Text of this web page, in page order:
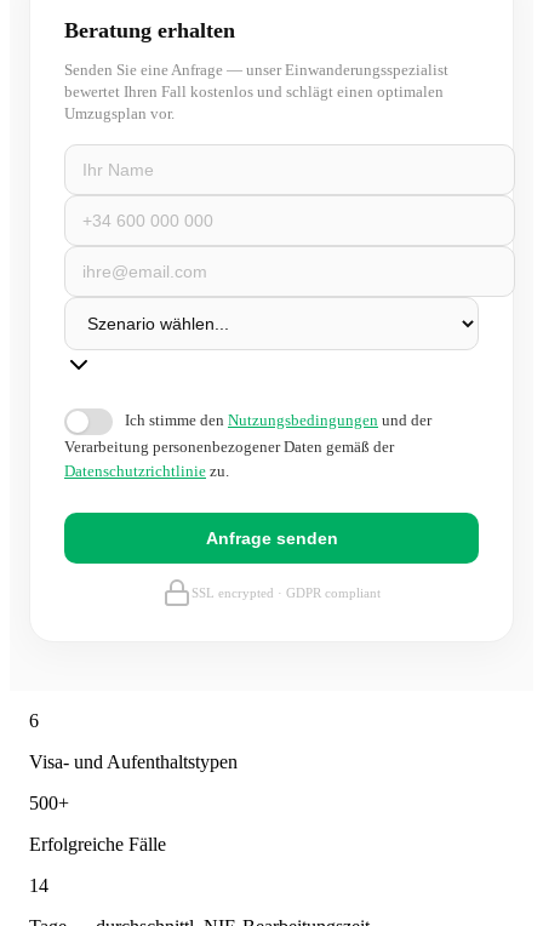
Beratung erhalten
Senden Sie eine Anfrage — unser Einwanderungsspezialist
bewertet Ihren Fall kostenlos und schlägt einen optimalen
Umzugsplan vor.
Ich stimme den Nutzungsbedingungen und der
Verarbeitung personenbezogener Daten gemäß der
Datenschutzrichtlinie zu.
Anfrage senden
SSL encrypted · GDPR compliant
6
Visa- und Aufenthaltstypen
500+
Erfolgreiche Fälle
14